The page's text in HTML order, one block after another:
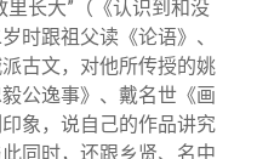
里长大”（《认识到和没
时跟祖父读《论语》、
古文，对他所传授的姚
公逸事》、戴名世《画
象，说自己的作品讲究
同时，还跟乡贤、名中